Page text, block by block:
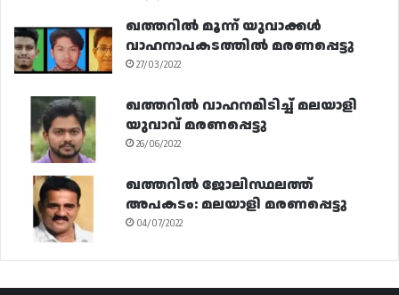
ഖത്തറിൽ മൂന്ന് യുവാക്കൾ
വാഹനാപകടത്തിൽ മരണപ്പെട്ടു
27/03/2022
ഖത്തറിൽ വാഹനമിടിച്ച് മലയാളി
യുവാവ് മരണപ്പെട്ടു
26/06/2022
ഖത്തറിൽ ജോലിസ്ഥലത്ത്
അപകടം: മലയാളി മരണപ്പെട്ടു
04/07/2022